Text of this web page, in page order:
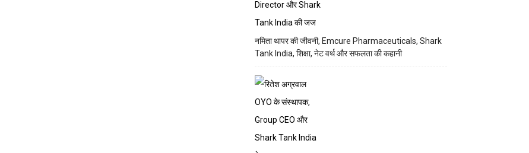
नमिता थापर की जीवनी, Emcure Pharmaceuticals, Shark
Tank India, शिक्षा, नेट वर्थ और सफलता की कहानी